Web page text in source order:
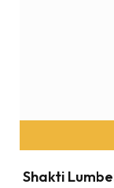
Shakti Lumber